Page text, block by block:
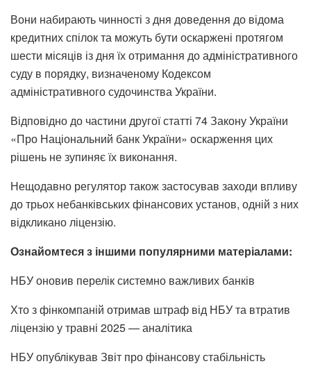
Вони набирають чинності з дня доведення до відома
кредитних спілок та можуть бути оскаржені протягом
шести місяців із дня їх отримання до адміністративного
суду в порядку, визначеному Кодексом
адміністративного судочинства України.
Відповідно до частини другої статті 74 Закону України
«Про Національний банк України» оскарження цих
рішень не зупиняє їх виконання.
Нещодавно регулятор також застосував заходи впливу
до трьох небанківських фінансових установ, одній з них
відкликано ліцензію.
Ознайомтеся з іншими популярними матеріалами:
НБУ оновив перелік системно важливих банків
Хто з фінкомпаній отримав штраф від НБУ та втратив
ліцензію у травні 2025 — аналітика
НБУ опублікував Звіт про фінансову стабільність